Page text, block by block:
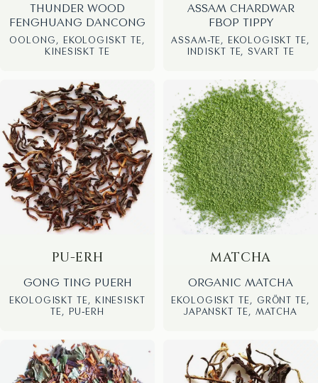
THUNDER WOOD
FENGHUANG DANCONG
OOLONG, EKOLOGISKT TE,
KINESISKT TE
ASSAM CHARDWAR
FBOP TIPPY
ASSAM-TE, EKOLOGISKT TE,
INDISKT TE, SVART TE
PU-ERH
GONG TING PUERH
EKOLOGISKT TE, KINESISKT
TE, PU-ERH
MATCHA
ORGANIC MATCHA
EKOLOGISKT TE, GRÖNT TE,
JAPANSKT TE, MATCHA